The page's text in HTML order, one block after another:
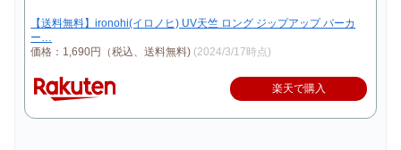
【送料無料】ironohi(イロノヒ) UV天竺 ロング ジップアップ パーカ
ー…
価格：1,690円（税込、送料無料) (2024/3/17時点)
楽天で購入